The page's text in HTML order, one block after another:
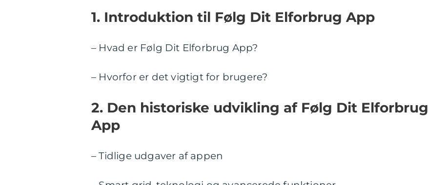
1. Introduktion til Følg Dit Elforbrug App
– Hvad er Følg Dit Elforbrug App?
– Hvorfor er det vigtigt for brugere?
2. Den historiske udvikling af Følg Dit Elforbrug
App
– Tidlige udgaver af appen